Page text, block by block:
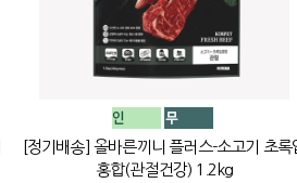
[정기배송] 올바른끼니 플러스-소고기 초록
홍합(관절건강) 1.2kg